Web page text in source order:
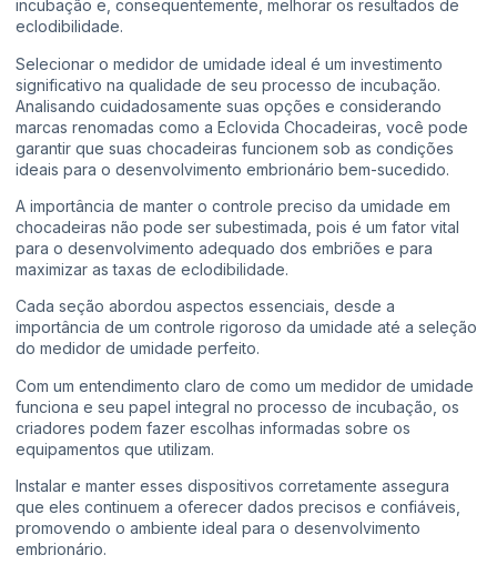
incubação e, consequentemente, melhorar os resultados de
eclodibilidade.
Selecionar o medidor de umidade ideal é um investimento
significativo na qualidade de seu processo de incubação.
Analisando cuidadosamente suas opções e considerando
marcas renomadas como a Eclovida Chocadeiras, você pode
garantir que suas chocadeiras funcionem sob as condições
ideais para o desenvolvimento embrionário bem-sucedido.
A importância de manter o controle preciso da umidade em
chocadeiras não pode ser subestimada, pois é um fator vital
para o desenvolvimento adequado dos embriões e para
maximizar as taxas de eclodibilidade.
Cada seção abordou aspectos essenciais, desde a
importância de um controle rigoroso da umidade até a seleção
do medidor de umidade perfeito.
Com um entendimento claro de como um medidor de umidade
funciona e seu papel integral no processo de incubação, os
criadores podem fazer escolhas informadas sobre os
equipamentos que utilizam.
Instalar e manter esses dispositivos corretamente assegura
que eles continuem a oferecer dados precisos e confiáveis,
promovendo o ambiente ideal para o desenvolvimento
embrionário.